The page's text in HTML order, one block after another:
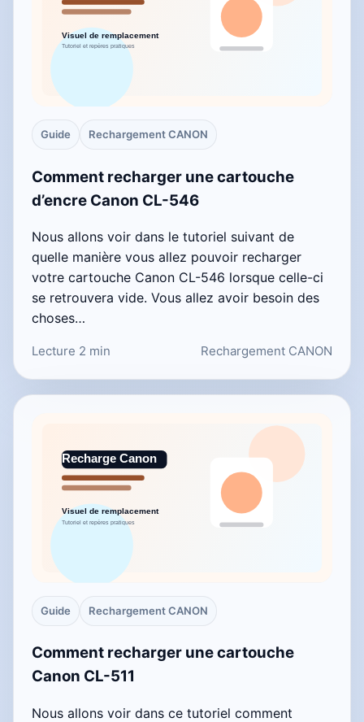
Guide Rechargement CANON
Comment recharger une cartouche
d’encre Canon CL-546
Nous allons voir dans le tutoriel suivant de
quelle manière vous allez pouvoir recharger
votre cartouche Canon CL-546 lorsque celle-ci
se retrouvera vide. Vous allez avoir besoin des
choses…
Lecture 2 min Rechargement CANON
Guide Rechargement CANON
Comment recharger une cartouche
Canon CL-511
Nous allons voir dans ce tutoriel comment